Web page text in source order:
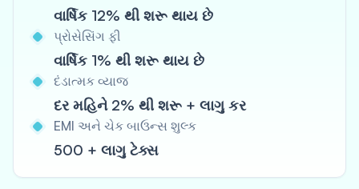
વાર્ષિક 12% થી શરૂ થાય છે
પ્રોસેસિંગ ફી
વાર્ષિક 1% થી શરૂ થાય છે
દંડાત્મક વ્યાજ
દર મહિને 2% થી શરૂ + લાગુ કર
EMI અને ચેક બાઉન્સ શુલ્ક
500 + લાગુ ટેક્સ